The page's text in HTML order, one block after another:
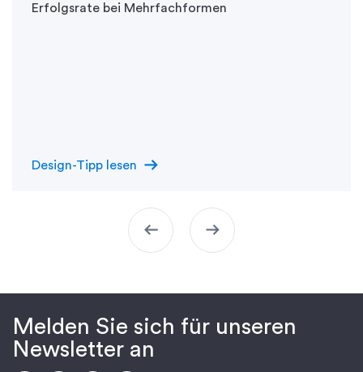
Erfolgsrate bei Mehrfachformen
Design-Tipp lesen arrow_right_alt
arrow_left_alt arrow_right_alt
Melden Sie sich für unseren
Newsletter an